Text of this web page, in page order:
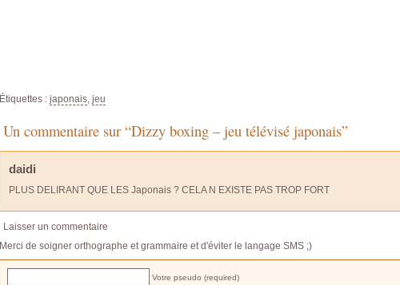
Étiquettes : japonais, jeu
Un commentaire sur “Dizzy boxing – jeu télévisé japonais”
daidi
PLUS DELIRANT QUE LES Japonais ? CELA N EXISTE PAS TROP FORT
Laisser un commentaire
Merci de soigner orthographe et grammaire et d'éviter le langage SMS ;)
Votre pseudo (required)